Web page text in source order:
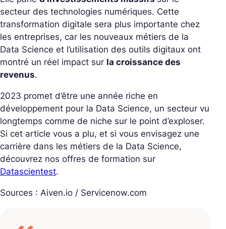
secteur des technologies numériques. Cette
transformation digitale sera plus importante chez
les entreprises, car les nouveaux métiers de la
Data Science et l’utilisation des outils digitaux ont
montré un réel impact sur la croissance des
revenus.
2023 promet d’être une année riche en
développement pour la Data Science, un secteur vu
longtemps comme de niche sur le point d’exploser.
Si cet article vous a plu, et si vous envisagez une
carrière dans les métiers de la Data Science,
découvrez nos offres de formation sur
Datascientest.
Sources : Aiven.io / Servicenow.com